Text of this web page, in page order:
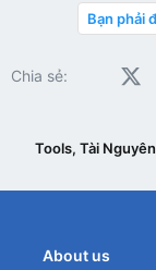
Bạn phải
Chia sẻ:
Tools, Tài
About us